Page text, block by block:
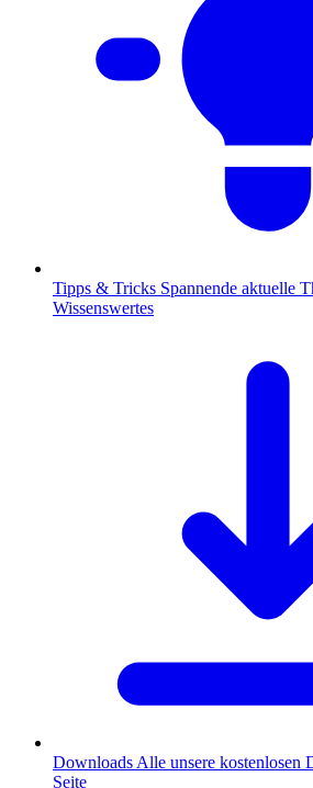
Tipps & Tricks Spannende aktuelle
Wissenswertes
Downloads Alle unsere kostenlosen
Seite